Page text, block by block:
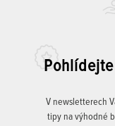
V newsletterech
tipy na výhodné